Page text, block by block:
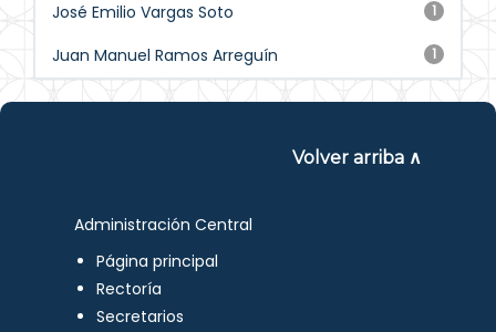
1
José Emilio Vargas Soto
1
Juan Manuel Ramos Arreguín
Volver arriba ∧
Administración Central
Página principal
Rectoría
Secretarios